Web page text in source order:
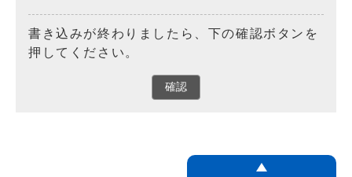
書き込みが終わりましたら、下の確認ボタンを
押してください。
確認